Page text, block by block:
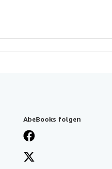
AbeBooks folgen